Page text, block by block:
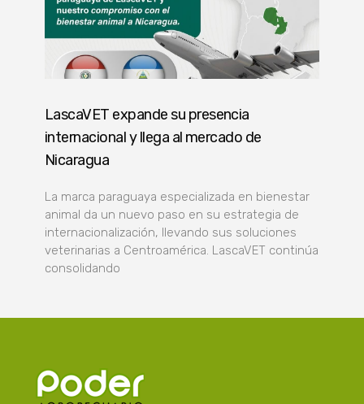
LascaVET expande su presencia
internacional y llega al mercado de
Nicaragua
La marca paraguaya especializada en bienestar
animal da un nuevo paso en su estrategia de
internacionalización, llevando sus soluciones
veterinarias a Centroamérica. LascaVET continúa
consolidando